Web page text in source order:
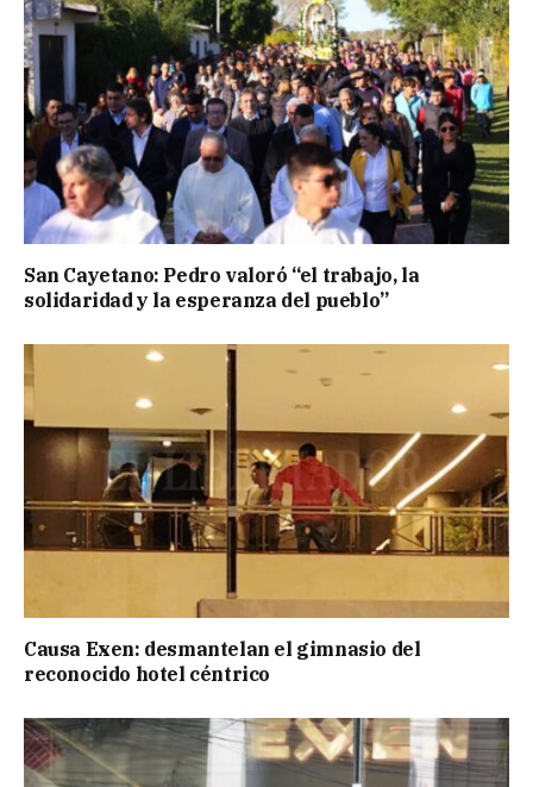
San Cayetano: Pedro valoró “el trabajo, la
solidaridad y la esperanza del pueblo”
Causa Exen: desmantelan el gimnasio del
reconocido hotel céntrico